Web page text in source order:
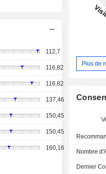
112,7
116,82
116,82
137,46
150,45
150,45
160,16
Plus de
Nombre
Dernier